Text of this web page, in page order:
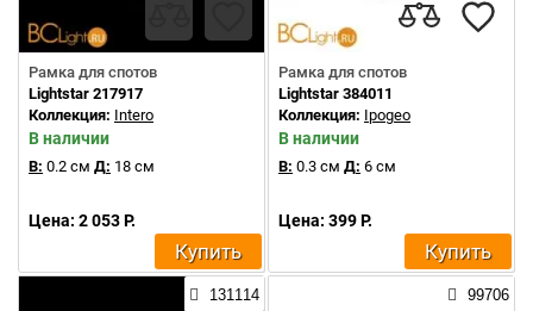
Рамка для спотов
Lightstar 217917
Коллекция: Intero
В наличии
В: 0.2 см Д: 18 см
Цена: 2 053 Р.
Купить
Рамка для спотов
Lightstar 384011
Коллекция: Ipogeo
В наличии
В: 0.3 см Д: 6 см
Цена: 399 Р.
Купить
131114 99706